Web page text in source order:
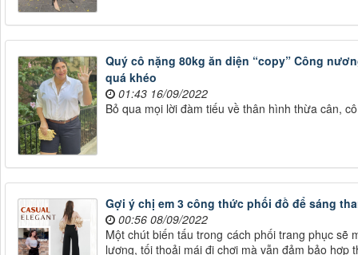
Quý cô nặng 80kg ăn diện “copy” Công
quá khéo
01:43 16/09/2022
Bỏ qua mọi lời đàm tiếu về thân hình thừa cân,
Gợi ý chị em 3 công thức phối đồ để sáng
00:56 08/09/2022
Một chút biến tấu trong cách phối trang phục sẽ
lượng, tối thoải mái đi chơi mà vẫn đảm bảo hợp